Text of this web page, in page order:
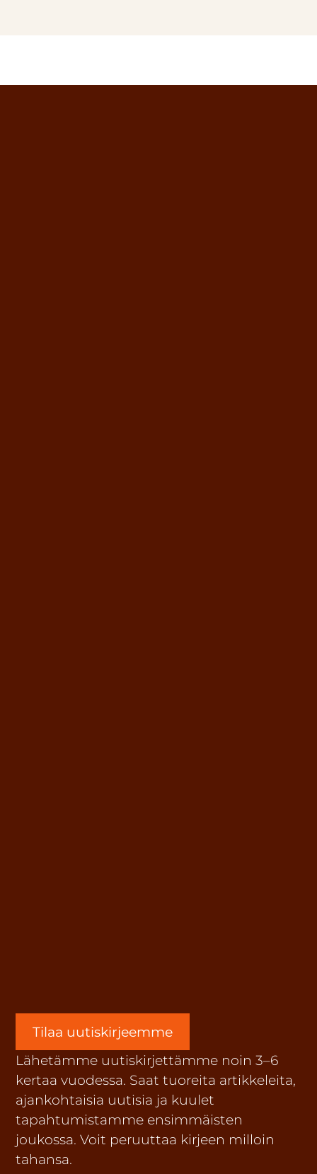
Tilaa uutiskirjeemme
Lähetämme uutiskirjettämme noin 3–6
kertaa vuodessa. Saat tuoreita artikkeleita,
ajankohtaisia uutisia ja kuulet
tapahtumistamme ensimmäisten
joukossa. Voit peruuttaa kirjeen milloin
tahansa.